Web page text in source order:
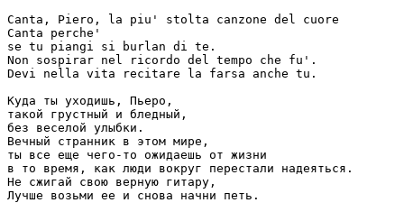
Canta, Piero, la piu' stolta canzone del cuore
Canta perche'
se tu piangi si burlan di te.
Non sospirar nel ricordo del tempo che fu'.
Devi nella vita recitare la farsa anche tu.
Куда ты уходишь, Пьеро,
такой грустный и бледный,
без веселой улыбки.
Вечный странник в этом мире,
ты все еще чего-то ожидаешь от жизни
в то время, как люди вокруг перестали надеяться.
Не сжигай свою верную гитару,
Лучше возьми ее и снова начни петь.